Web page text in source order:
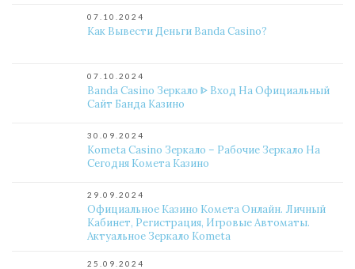
07.10.2024
Как Вывести Деньги Banda Casino?
07.10.2024
Banda Casino Зеркало ᐈ Вход На Официальный
Сайт Банда Казино
30.09.2024
Kometa Casino Зеркало – Рабочие Зеркало На
Сегодня Комета Казино
29.09.2024
Официальное Казино Комета Онлайн. Личный
Кабинет, Регистрация, Игровые Автоматы.
Актуальное Зеркало Kometa
25.09.2024